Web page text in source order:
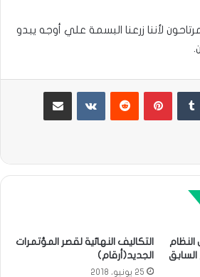
لأننا زرعنا البسمة علي أوجه يبدو
بينتيريست مشاركة عبر البريد
التكاليف النهائية لقصر المؤتمرات
الجديد(أرقام)
25 يونيو، 2018